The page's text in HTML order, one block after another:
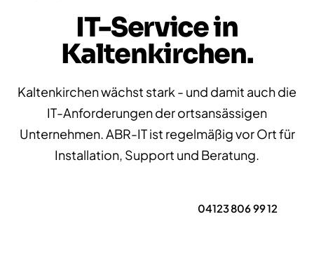
IT-Service in
Kaltenkirchen.
Kaltenkirchen wächst stark - und damit auch die
IT-Anforderungen der ortsansässigen
Unternehmen. ABR-IT ist regelmäßig vor Ort für
Installation, Support und Beratung.
04123 806 99 12